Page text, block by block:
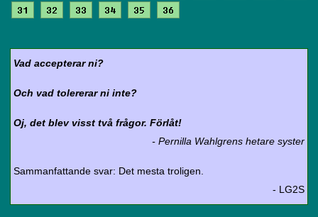
31
32 33 34 35 36
Vad accepterar ni?
Och vad tolererar ni inte?
Oj, det blev visst två frågor. Förlåt!
- Pernilla Wahlgrens hetare syster
Sammanfattande svar: Det mesta troligen.
- LG2S